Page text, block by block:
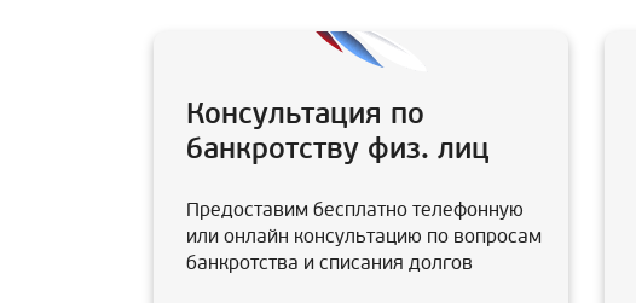
Консультация по
банкротству физ. лиц
Предоставим бесплатно телефонную
или онлайн консультацию по вопросам
банкротства и списания долгов